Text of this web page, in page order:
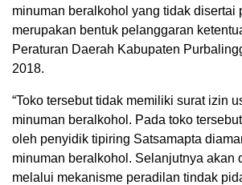
minuman beralkohol yang tidak disertai
merupakan bentuk pelanggaran
Peraturan Daerah Kabupaten
2018.
“Toko tersebut tidak memiliki surat izin
minuman beralkohol. Pada toko
oleh penyidik tipiring Satsamapta
minuman beralkohol. Selanjutnya akan
melalui mekanisme peradilan tindak